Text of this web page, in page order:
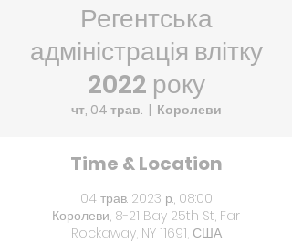
Регентська
адміністрація влітку
2022 року
чт, 04 трав.
  |
Королеви
Time & Location
04 трав. 2023 р., 08:00
Королеви, 8-21 Bay 25th St, Far
Rockaway, NY 11691, США